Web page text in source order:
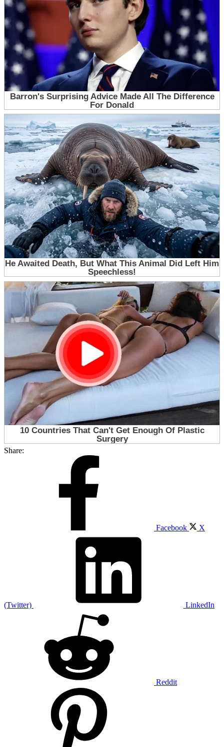
Share:
Facebook X
(Twitter) LinkedIn
Reddit